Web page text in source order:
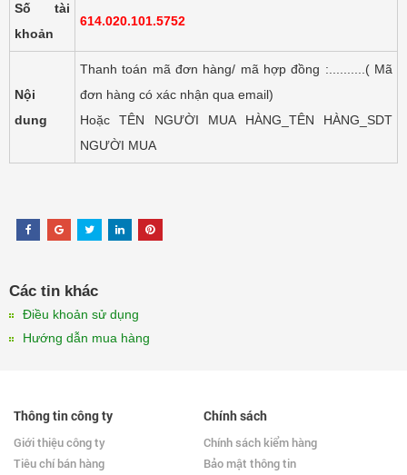
Số tài
khoản
614.020.101.5752
Nội
dung
Thanh toán mã đơn hàng/ mã hợp đồng :..........( Mã
đơn hàng có xác nhận qua email)
Hoặc TÊN NGƯỜI MUA HÀNG_TÊN HÀNG_SDT
NGƯỜI MUA
Các tin khác
Điều khoản sử dụng
Hướng dẫn mua hàng
Thông tin công ty
Giới thiệu công ty
Tiêu chí bán hàng
Chính sách
Chính sách kiểm hàng
Bảo mật thông tin